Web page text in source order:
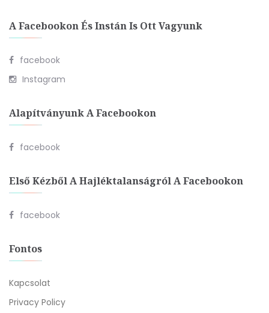
A Facebookon És Instán Is Ott Vagyunk
facebook
Instagram
Alapítványunk A Facebookon
facebook
Első Kézből A Hajléktalanságról A Facebookon
facebook
Fontos
Kapcsolat
Privacy Policy